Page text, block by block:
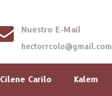
Nuestro E-Mail
hectorrcolo@gmail.com
Cilene Carilo Kalem